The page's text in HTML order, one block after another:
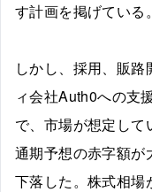
す計画を掲げている。
しかし、採用、販
ィ会社Auth0への支
で、市場が想定し
通期予想の赤字額が
下落した。株式相場